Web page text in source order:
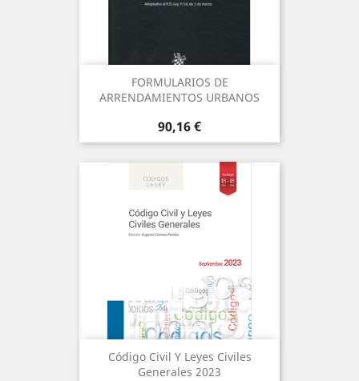
FORMULARIOS DE
ARRENDAMIENTOS URBANOS
Precio
90,16 €
Código Civil Y Leyes Civiles
Generales 2023